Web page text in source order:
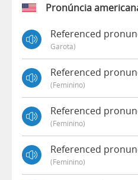
Pronúncia
Referenced
Garota)
Referenced
(feminino)
Referenced
(feminino)
Referenced
(feminino)